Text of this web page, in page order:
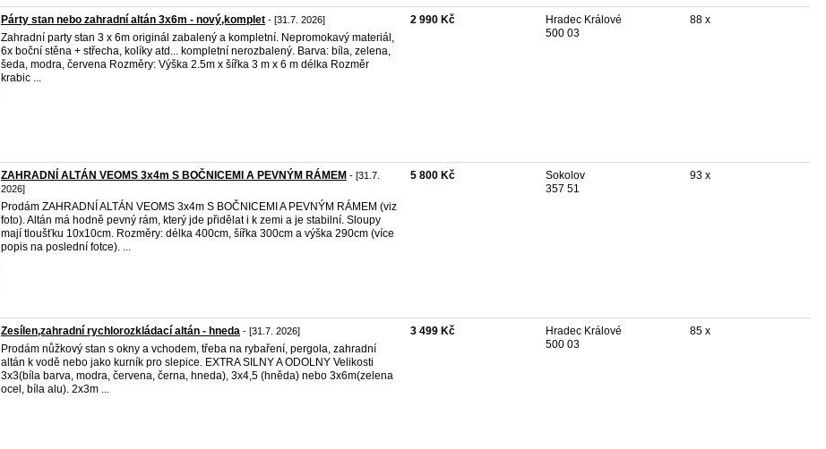
Párty stan nebo zahradní altán 3x6m - nový,komplet - [31.7. 2026]
Zahradní party stan 3 x 6m originál zabalený a kompletní. Nepromokavý materiál,
6x boční stěna + střecha, kolíky atd... kompletní nerozbalený. Barva: bíla, zelena,
šeda, modra, červena Rozměry: Výška 2.5m x šířka 3 m x 6 m délka Rozměr
krabic ...
2 990 Kč
Hradec Králové
500 03
88 x
ZAHRADNÍ ALTÁN VEOMS 3x4m S BOČNICEMI A PEVNÝM RÁMEM - [31.7.
2026]
Prodám ZAHRADNÍ ALTÁN VEOMS 3x4m S BOČNICEMI A PEVNÝM RÁMEM (viz
foto). Altán má hodně pevný rám, který jde přidělat i k zemi a je stabilní. Sloupy
mají tloušťku 10x10cm. Rozměry: délka 400cm, šířka 300cm a výška 290cm (více
popis na poslední fotce). ...
5 800 Kč
Sokolov
357 51
93 x
Zesílen,zahradní rychlorozkládací altán - hneda - [31.7. 2026]
Prodám nůžkový stan s okny a vchodem, třeba na rybaření, pergola, zahradní
altán k vodě nebo jako kurník pro slepice. EXTRA SILNY A ODOLNY Velikosti
3x3(bíla barva, modra, červena, černa, hneda), 3x4,5 (hněda) nebo 3x6m(zelena
ocel, bíla alu). 2x3m ...
3 499 Kč
Hradec Králové
500 03
85 x